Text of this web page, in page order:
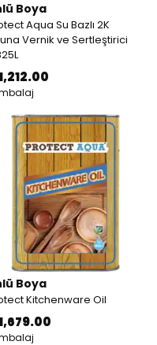
Boya
Aqua Su Bazlı 2K
Vernik ve Sertleştirici
Boya
Kitchenware Oil